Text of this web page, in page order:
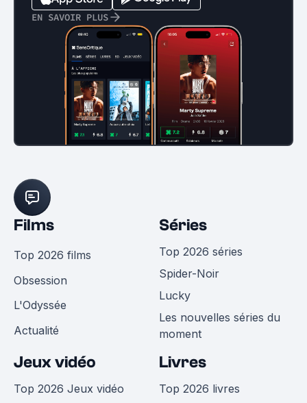
EN SAVOIR PLUS
Films
Top 2026 films
Obsession
L'Odyssée
Actualité
Séries
Top 2026 séries
Spider-Noir
Lucky
Les nouvelles séries du
moment
Jeux vidéo
Top 2026 Jeux vidéo
Livres
Top 2026 livres